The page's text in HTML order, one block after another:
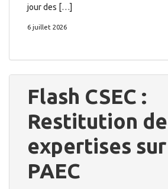
jour des […]
6 juillet 2026
Flash CSEC :
Restitution
expertises
PAEC